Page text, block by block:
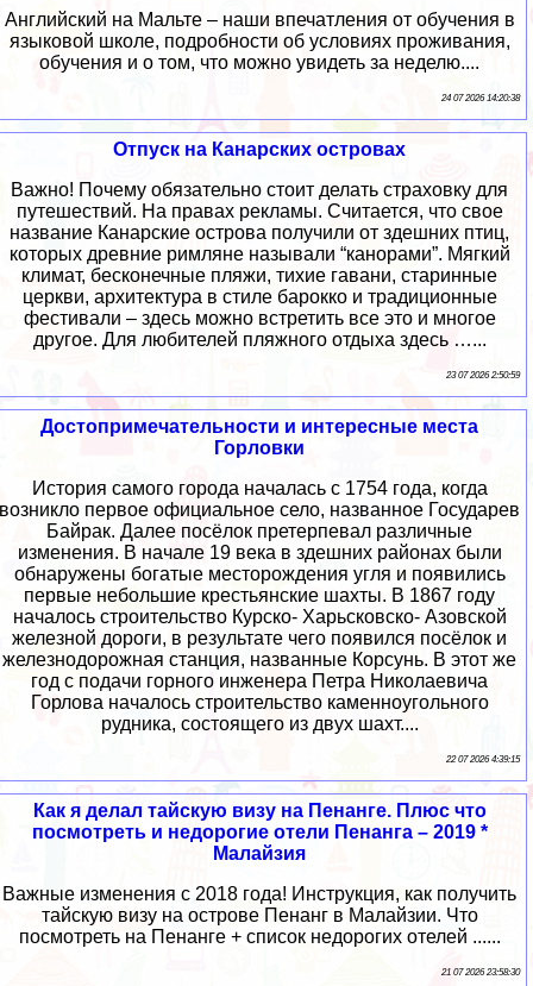
Английский на Мальте – наши впечатления от обучения в
языковой школе, подробности об условиях проживания,
обучения и о том, что можно увидеть за неделю....
24 07 2026 14:20:38
Отпуск на Канарских островах
Важно! Почему обязательно стоит делать страховку для
путешествий. На правах рекламы. Считается, что свое
название Канарские острова получили от здешних птиц,
которых древние римляне называли “канорами”. Мягкий
климат, бесконечные пляжи, тихие гавани, старинные
церкви, архитектура в стиле барокко и традиционные
фестивали – здесь можно встретить все это и многое
другое. Для любителей пляжного отдыха здесь …...
23 07 2026 2:50:59
Достопримечательности и интересные места
Горловки
История самого города началась с 1754 года, когда
возникло первое официальное село, названное Государев
Байрак. Далее посёлок претерпевал различные
изменения. В начале 19 века в здешних районах были
обнаружены богатые месторождения угля и появились
первые небольшие крестьянские шахты. В 1867 году
началось строительство Курско- Харьсковско- Азовской
железной дороги, в результате чего появился посёлок и
железнодорожная станция, названные Корсунь. В этот же
год с подачи горного инженера Петра Николаевича
Горлова началось строительство каменноугольного
рудника, состоящего из двух шахт....
22 07 2026 4:39:15
Как я делал тайскую визу на Пенанге. Плюс что
посмотреть и недорогие отели Пенанга – 2019 *
Малайзия
Важные изменения с 2018 года! Инструкция, как получить
тайскую визу на острове Пенанг в Малайзии. Что
посмотреть на Пенанге + список недорогих отелей ......
21 07 2026 23:58:30